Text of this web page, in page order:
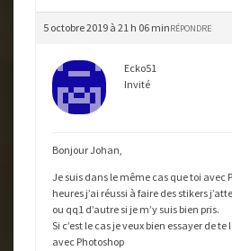
5 octobre 2019 à 21 h 06 minRÉPONDRE
Ecko51
Invité
Bonjour Johan,
Je suis dans le même cas que toi avec
heures j’ai réussi à faire des stikers
ou qq1 d’autre si je m’y suis bien pris.
Si c’est le cas je veux bien essayer de
avec Photoshop